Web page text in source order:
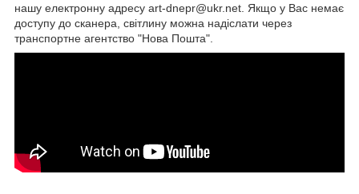
нашу електронну адресу art-dnepr@ukr.net. Якщо у Вас немає
доступу до сканера, світлину можна надіслати через
транспортне агентство "Нова Пошта".